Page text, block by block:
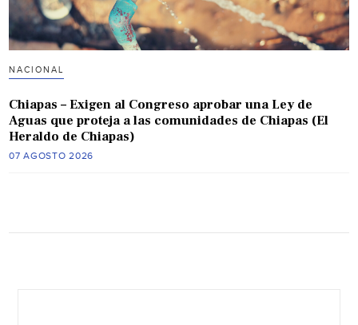
NACIONAL
Chiapas – Exigen al Congreso aprobar una Ley de
Aguas que proteja a las comunidades de Chiapas (El
Heraldo de Chiapas)
07 AGOSTO 2026